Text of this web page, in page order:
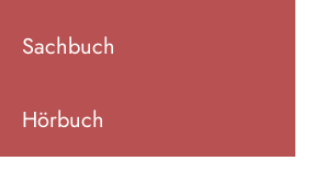
Sachbuch
Hörbuch